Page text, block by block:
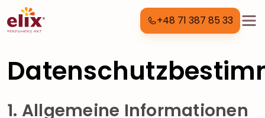
+48 71 387 85 33
1. Allgemeine Informationen